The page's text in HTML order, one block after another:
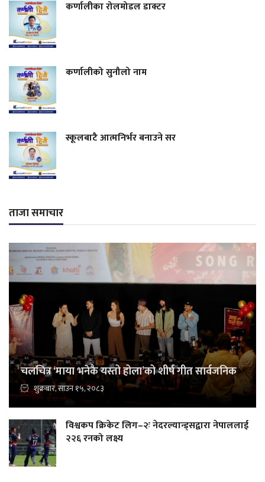
कर्णालीका रोलमोडल डाक्टर
कर्णालीको सुनौलो नाम
स्कूलबाटै आत्मनिर्भर बनाउने सर
ताजा समाचार
चलचित्र ‘माया भनेकै यस्तो होला’को शीर्ष गीत सार्वजनिक
शुक्रबार, साउन १५, २०८३
विश्वकप क्रिकेट लिग–२ः नेदरल्यान्ड्सद्वारा नेपाललाई
२२६ रनको लक्ष्य